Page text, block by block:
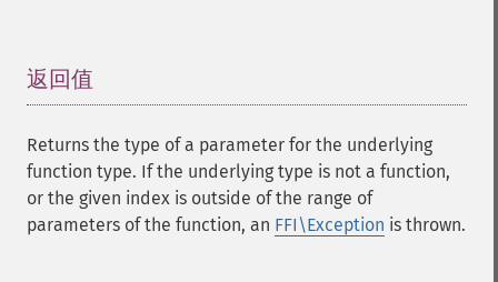
返回值
Returns the type of a parameter for the underlying
function type. If the underlying type is not a function,
or the given index is outside of the range of
parameters of the function, an FFI\Exception is thrown.